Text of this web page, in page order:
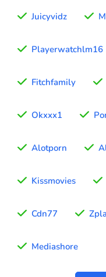
Juicyvidz
Playerwatchlm16
Fitchfamily
Okxxx1
Alotporn
Kissmovies
Cdn77
Mediashore